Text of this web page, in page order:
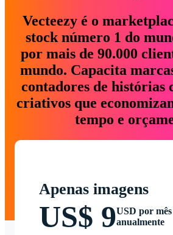
Vecteezy é o
stock número 1 do
por mais de 90.000
mundo. Capacita
contadores de histórias
criativos que
tempo e
Apenas imagens
US$ 9USD por
anualmente